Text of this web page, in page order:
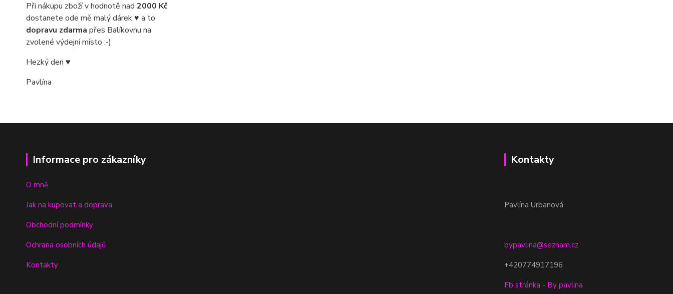
Při nákupu zboží v hodnotě nad 2000 Kč
dostanete ode mě malý dárek ♥ a to
dopravu zdarma přes Balíkovnu na
zvolené výdejní místo :-)
Hezký den ♥
Pavlína
Informace pro zákazníky
O mně
Jak na kupovat a doprava
Obchodní podmínky
Ochrana osobních údajů
Kontakty
Kontakty
Pavlína Urbanová
bypavlina@seznam.cz
+420774917196
Fb stránka - By pavlina